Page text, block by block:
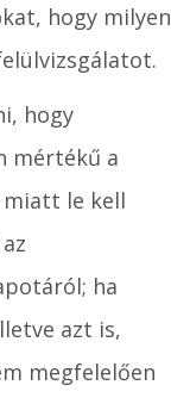
hogy milyen
hogy
mértékű a
miatt le kell
ha
azt is,
megfelelően